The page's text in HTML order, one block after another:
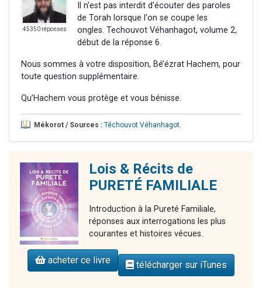
45350 réponses
Il n'est pas interdit d'écouter des paroles
de Torah lorsque l'on se coupe les
ongles. Techouvot Véhanhagot, volume 2,
début de la réponse 6.
Nous sommes à votre disposition, Bé’ézrat Hachem, pour
toute question supplémentaire.
Qu’Hachem vous protège et vous bénisse.
Mékorot / Sources : Téchouvot Véhanhagot.
Lois & Récits de
PURETÉ FAMILIALE
Introduction à la Pureté Familiale,
réponses aux interrogations les plus
courantes et histoires vécues.
acheter ce livre télécharger sur iTunes